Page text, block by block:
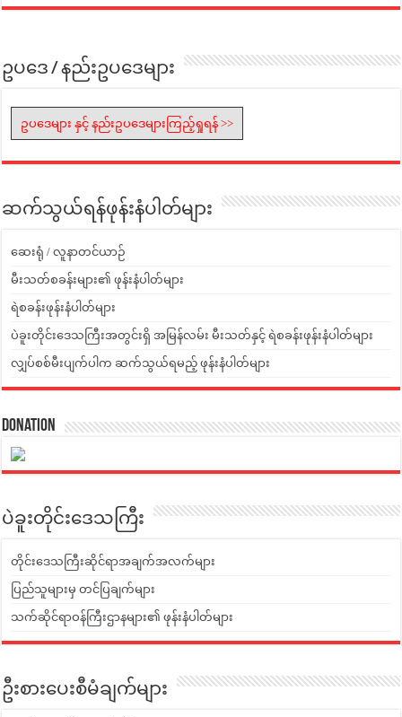
ဥပဒေ / နည်းဥပဒေများ
ဥပဒေများ နှင့် နည်းဥပဒေများကြည့်ရှုရန် >>
ဆက်သွယ်ရန်ဖုန်းနံပါတ်များ
ဆေးရုံ / လူနာတင်ယာဉ်
မီးသတ်စခန်းများ၏ ဖုန်းနံပါတ်များ
ရဲစခန်းဖုန်းနံပါတ်များ
ပဲခူးတိုင်းဒေသကြီးအတွင်းရှိ အမြန်လမ်း မီးသတ်နှင့် ရဲစခန်းဖုန်းနံပါတ်များ
လျှပ်စစ်မီးပျက်ပါက ဆက်သွယ်ရမည့် ဖုန်းနံပါတ်များ
Donation
ပဲခူးတိုင်းဒေသကြီး
တိုင်းဒေသကြီးဆိုင်ရာအချက်အလက်များ
ပြည်သူများမှ တင်ပြချက်များ
သက်ဆိုင်ရာဝန်ကြီးဌာနများ၏ ဖုန်းနံပါတ်များ
ဦးစားပေးစီမံချက်များ